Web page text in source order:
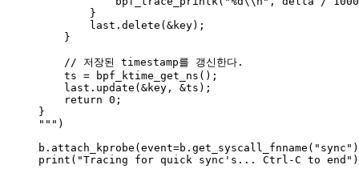
}
last.delete(&key);
}
// 저장된 timestamp를 갱신한다.
ts = bpf_ktime_get_ns();
last.update(&key, &ts);
return 0;
}
""" )
b. attach_kprobe ( event=b. get_syscall_fnname ( " sync " )
print ( "Tracing for quick sync's... Ctrl-C to end " )